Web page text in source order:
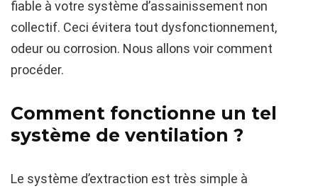
fiable à votre système d’assainissement non
collectif. Ceci évitera tout dysfonctionnement,
odeur ou corrosion. Nous allons voir comment
procéder.
Comment fonctionne un tel
système de ventilation ?
Le système d’extraction est très simple à